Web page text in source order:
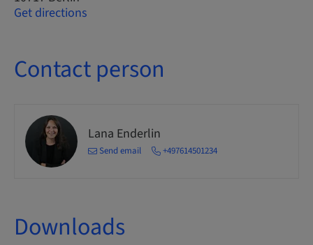
Get directions
Contact person
Lana Enderlin
Send email +497614501234
Downloads